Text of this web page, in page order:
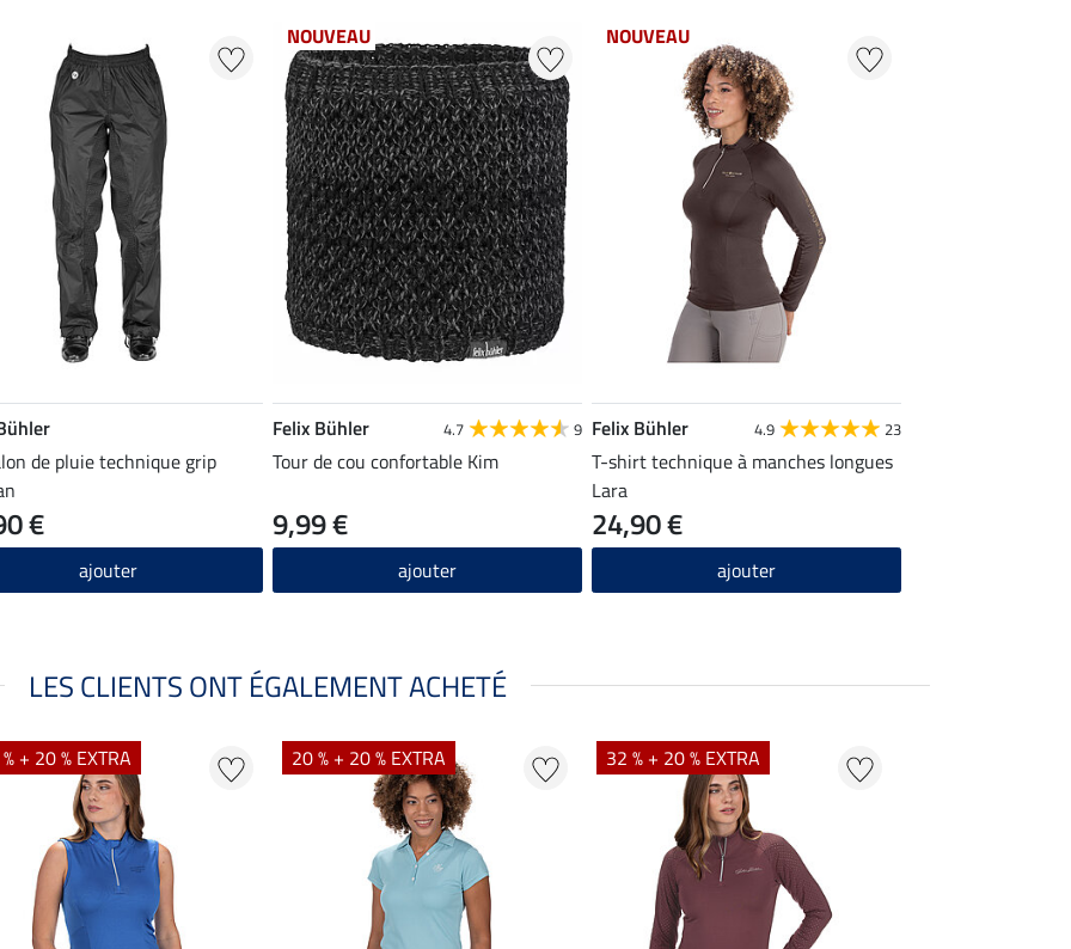
de pluie technique grip
€
ajouter
NOUVEAU
Felix Bühler 4.7 9
Tour de cou confortable Kim
9,99 €
ajouter
NOUVEAU
Felix Bühler 4.9 23
T-shirt technique à manches longues
Lara
24,90 €
ajouter
LES CLIENTS ONT ÉGALEMENT ACHETÉ
+ 20 % EXTRA 20 % + 20 % EXTRA 32 % + 20 % EXTRA